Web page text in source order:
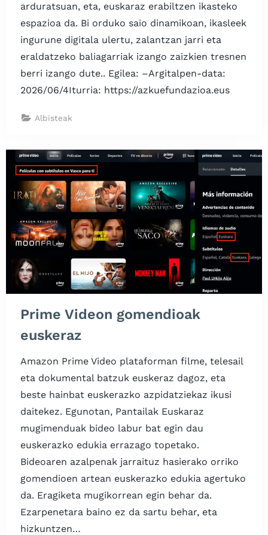
arduratsuan, eta, euskaraz erabiltzen ikasteko
espazioa da. Bi orduko saio dinamikoan, ikasleek
ingurune digitala ulertu, zalantzan jarri eta
eraldatzeko baliagarriak izango zaizkien tresnen
berri izango dute.. Egilea: –Argitalpen-data:
2026/06/4Iturria: https://azkuefundazioa.eus
Albisteak
Prime Videon gomendioak
euskeraz
Amazon Prime Video plataforman filme, telesail
eta dokumental batzuk euskeraz dagoz, eta
beste hainbat euskerazko azpidatziekaz ikusi
daitekez. Egunotan, Pantailak Euskaraz
mugimenduak bideo labur bat egin dau
euskerazko edukia errazago topetako.
Bideoaren azalpenak jarraituz hasierako orriko
gomendioen artean euskerazko edukia agertuko
da. Eragiketa mugikorrean egin behar da.
Ezarpenetara baino ez da sartu behar, eta
hizkuntzen…